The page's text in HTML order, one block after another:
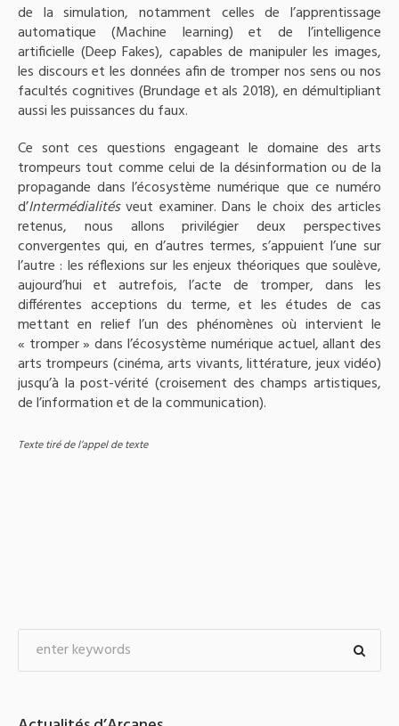
de la simulation, notamment celles de l’apprentissage
automatique (Machine learning) et de l’intelligence
artificielle (Deep Fakes), capables de manipuler les images,
les discours et les données afin de tromper nos sens ou nos
facultés cognitives (Brundage et als 2018), en démultipliant
aussi les puissances du faux.
Ce sont ces questions engageant le domaine des arts
trompeurs tout comme celui de la désinformation ou de la
propagande dans l’écosystème numérique que ce numéro
d’Intermédialitésveut examiner. Dans le choix des articles
retenus, nous allons privilégier deux perspectives
convergentes qui, en d’autres termes, s’appuient l’une sur
l’autre : les réflexions sur les enjeux théoriques que soulève,
aujourd’hui et autrefois, l’acte de tromper, dans les
différentes acceptions du terme, et les études de cas
mettant en relief l’un des phénomènes où intervient le
« tromper » dans l’écosystème numérique actuel, allant des
arts trompeurs (cinéma, arts vivants, littérature, jeux vidéo)
jusqu’à la post-vérité (croisement des champs artistiques,
de l’information et de la communication).
Texte tiré de l’appel de texte